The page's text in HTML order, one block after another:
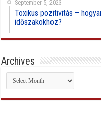
September 5, 2023
Toxikus pozitivitás –
időszakokhoz?
Archives
Archives